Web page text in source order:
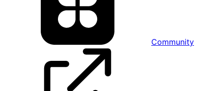
Community